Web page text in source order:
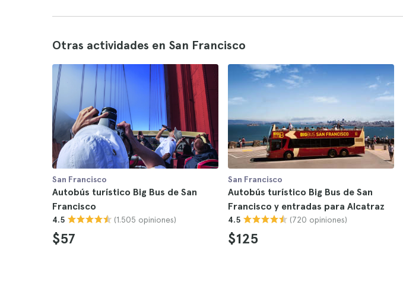
Otras actividades en San Francisco
San Francisco
Autobús turístico Big Bus de San
Francisco
4.5 (1.505 opiniones)
$57
San Francisco
Autobús turístico Big Bus de San
Francisco y entradas para Alcatraz
4.5 (720 opiniones)
$125